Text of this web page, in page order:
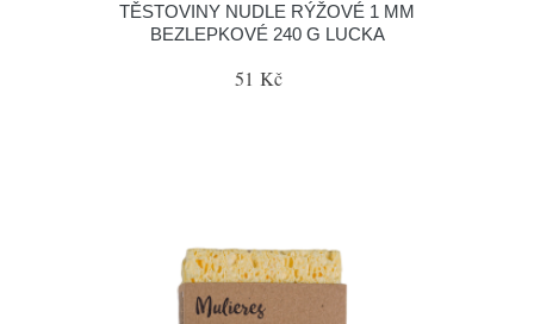
TĚSTOVINY NUDLE RÝŽOVÉ 1 MM
BEZLEPKOVÉ 240 G LUCKA
51 Kč